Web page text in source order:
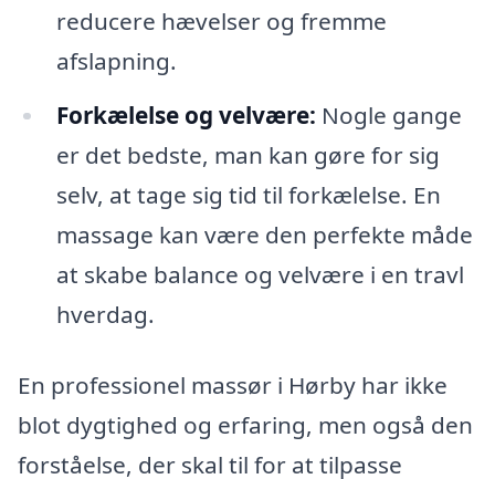
reducere hævelser og fremme
afslapning.
Forkælelse og velvære: Nogle gange
er det bedste, man kan gøre for sig
selv, at tage sig tid til forkælelse. En
massage kan være den perfekte måde
at skabe balance og velvære i en travl
hverdag.
En professionel massør i Hørby har ikke
blot dygtighed og erfaring, men også den
forståelse, der skal til for at tilpasse